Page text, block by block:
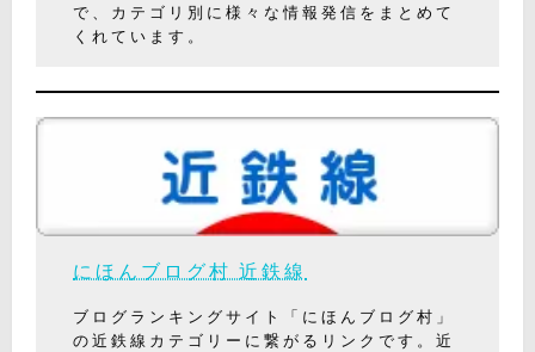
で、カテゴリ別に様々な情報発信をまとめて
くれています。
にほんブログ村 近鉄線
ブログランキングサイト「にほんブログ村」
の近鉄線カテゴリーに繋がるリンクです。近